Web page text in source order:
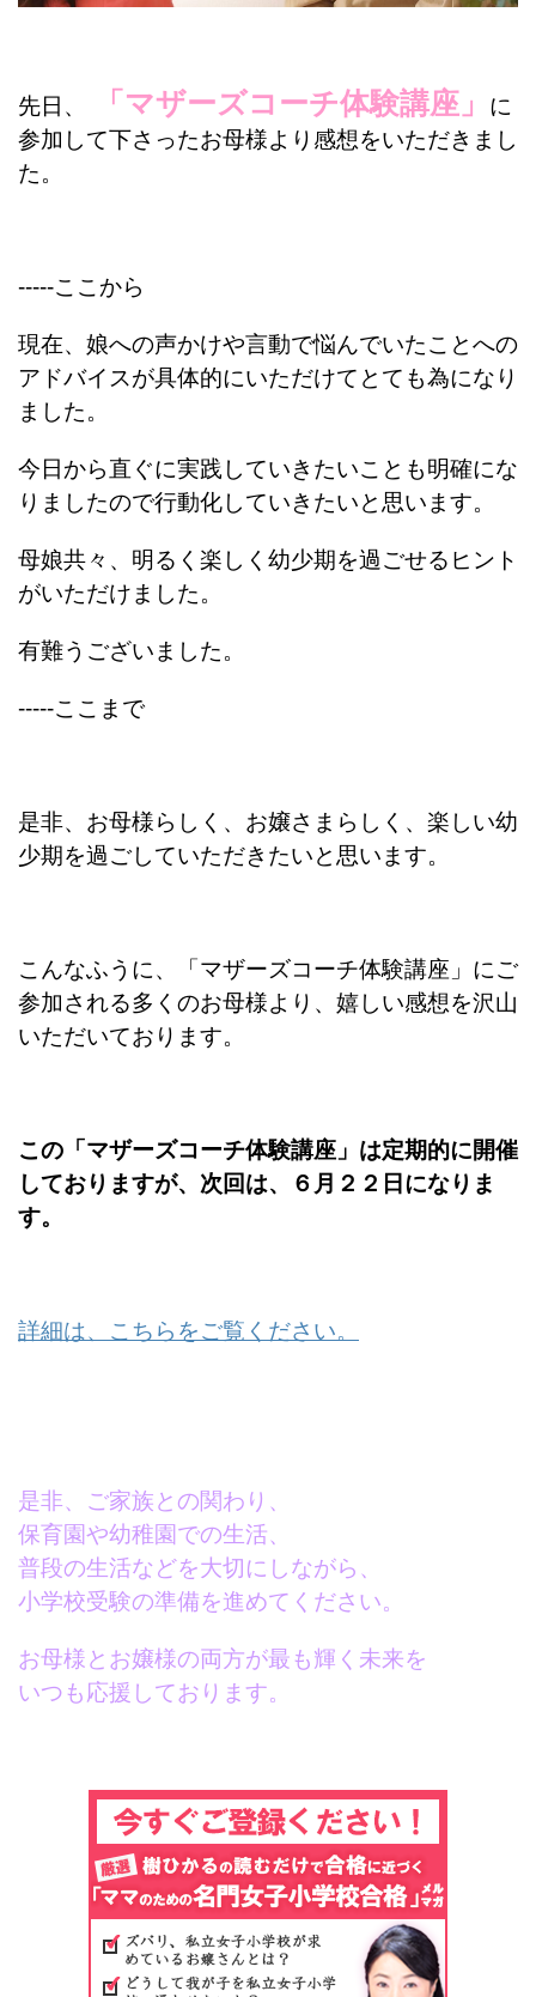
先日、 「マザーズコーチ体験講座」
に
参加して下さったお母様より感想をいただきまし
た。
-----ここから
現在、娘への声かけや言動で悩んでいたことへの
アドバイスが具体的にいただけてとても為になり
ました。
今日から直ぐに実践していきたいことも明確にな
りましたので行動化していきたいと思います。
母娘共々、明るく楽しく幼少期を過ごせるヒント
がいただけました。
有難うございました。
-----ここまで
是非、お母様らしく、お嬢さまらしく、楽しい幼
少期を過ごしていただきたいと思います。
こんなふうに、「マザーズコーチ体験講座」にご
参加される多くのお母様より、嬉しい感想を沢山
いただいております。
この「マザーズコーチ体験講座」は定期的に開催
しておりますが、次回は、６月２２日になりま
す。
詳細は、こちらをご覧ください。
是非、ご家族との関わり、
保育園や幼稚園での生活、
普段の生活などを大切にしながら、
小学校受験の準備を進めてください。
お母様とお嬢様の両方が最も輝く未来を
いつも応援しております。